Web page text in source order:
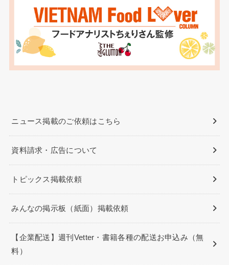
ニュース掲載のご依頼はこちら
資料請求・広告について
トピックス掲載依頼
みんなの掲示板（紙面）掲載依頼
【企業配送】週刊Vetter・書籍各種の配送お申込み（無
料）